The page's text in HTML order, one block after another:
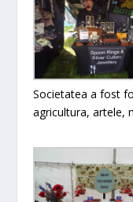
Societatea a fost
agricultura, artele,